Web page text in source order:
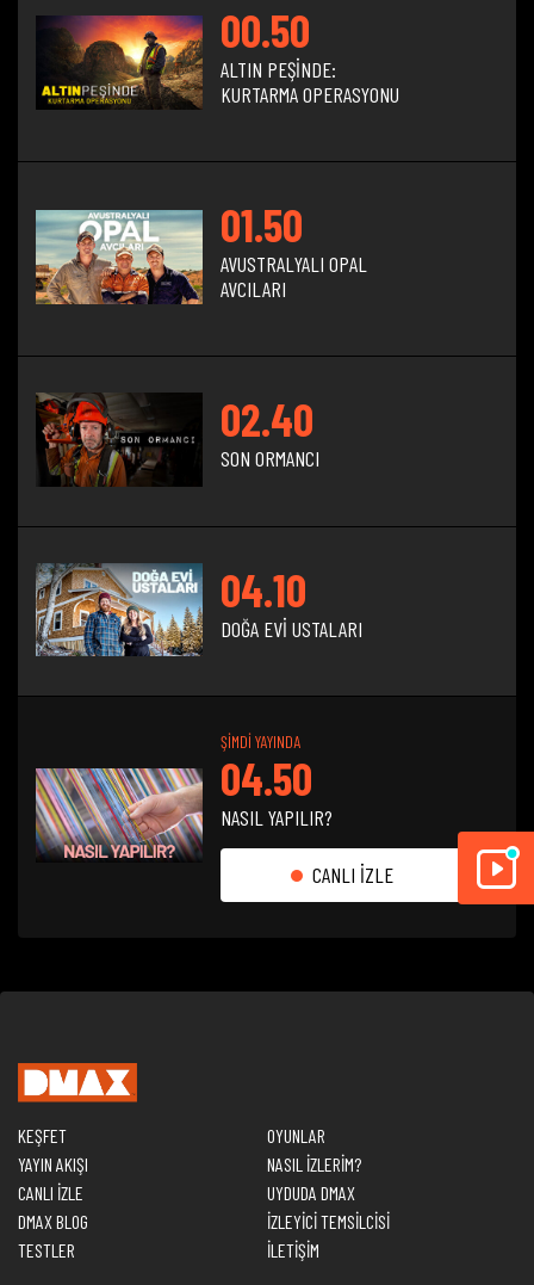
00.50
ALTIN PEŞİNDE:
KURTARMA OPERASYONU
01.50
AVUSTRALYALI OPAL
AVCILARI
02.40
SON ORMANCI
04.10
DOĞA EVİ USTALARI
ŞİMDİ YAYINDA
04.50
NASIL YAPILIR?
CANLI İZLE
KEŞFET
YAYIN AKIŞI
CANLI İZLE
DMAX BLOG
TESTLER
OYUNLAR
NASIL İZLERİM?
UYDUDA DMAX
İZLEYİCİ TEMSİLCİSİ
İLETİŞİM